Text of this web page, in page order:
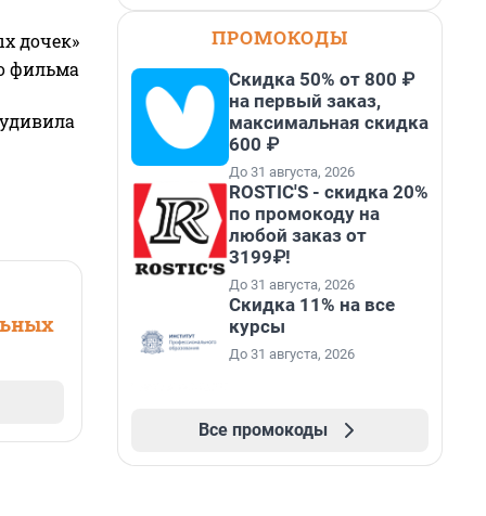
дочек»
фильма
ПРОМОКОДЫ
Скидка 50% от 800 ₽
на первый заказ,
максимальная скидка
600 ₽
До 31 августа, 2026
ROSTIC'S - скидка 20%
по промокоду на
любой заказ от
3199₽!
До 31 августа, 2026
Скидка 11% на все
курсы
До 31 августа, 2026
Все промокоды